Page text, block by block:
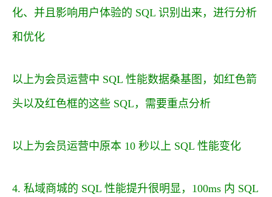
化、并且影响用户体验的 SQL 识别出来，进行分析
和优化
以上为会员运营中 SQL 性能数据桑基图，如红色箭
头以及红色框的这些 SQL，需要重点分析
以上为会员运营中原本 10 秒以上 SQL 性能变化
4. 私域商城的 SQL 性能提升很明显，100ms 内 SQL